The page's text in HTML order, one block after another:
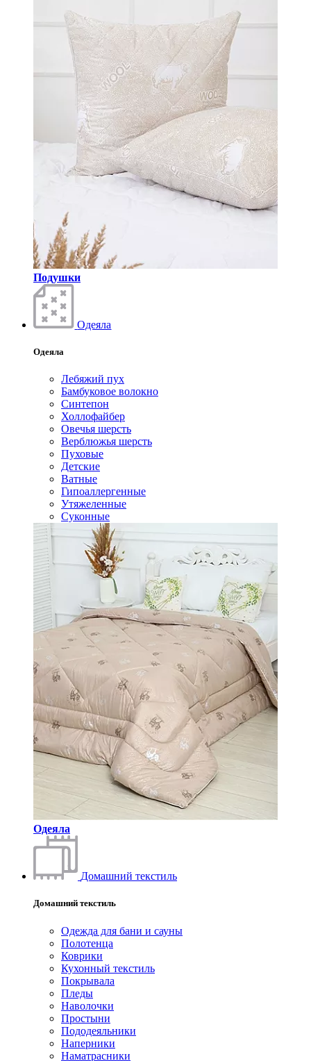
Подушки
Одеяла
Одеяла
Лебяжий пух
Бамбуковое волокно
Синтепон
Холлофайбер
Овечья шерсть
Верблюжья шерсть
Пуховые
Детские
Ватные
Гипоаллергенные
Утяжеленные
Суконные
Одеяла
Домашний текстиль
Домашний текстиль
Одежда для бани и сауны
Полотенца
Коврики
Кухонный текстиль
Покрывала
Пледы
Наволочки
Простыни
Пододеяльники
Наперники
Наматрасники